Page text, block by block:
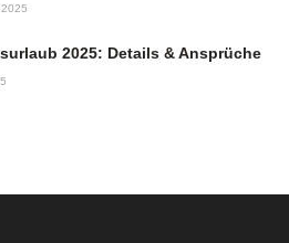
2025: Details & Ansprüche